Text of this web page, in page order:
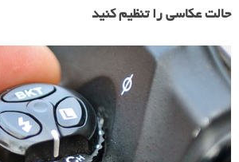
حالت عکاسی را تنظیم کنید